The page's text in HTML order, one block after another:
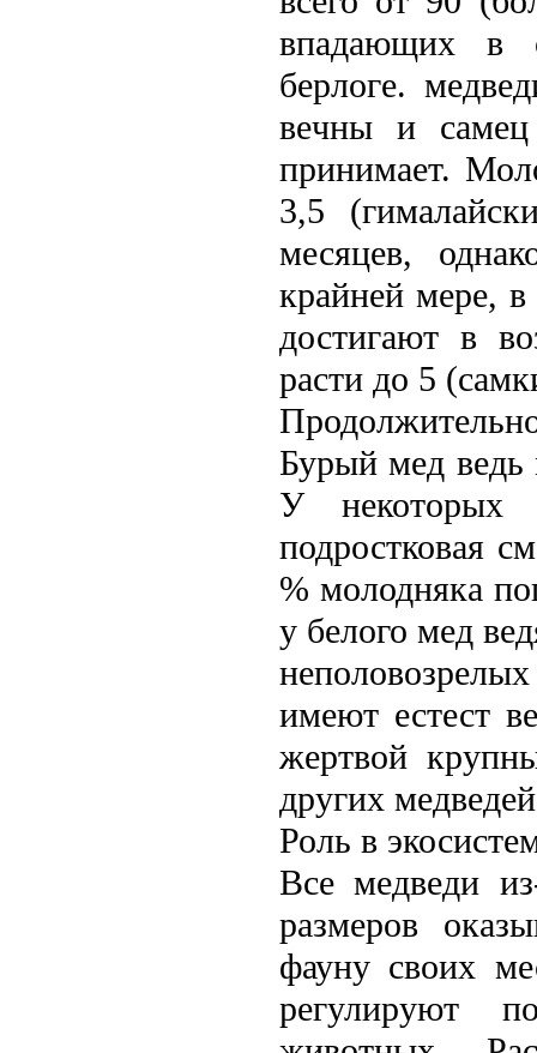
впадающих в
берлоге.
вeчны и
принимает.
3,5
месяцев,
крайней мере,
достигают в
расти до 5
Бурый мед вeдь
У некоторых
подростковая
% молодняка
у белого мед
имеют естест
жертвой
других
Роль в
Все медвeди
размеров
фауну своих
регулируют